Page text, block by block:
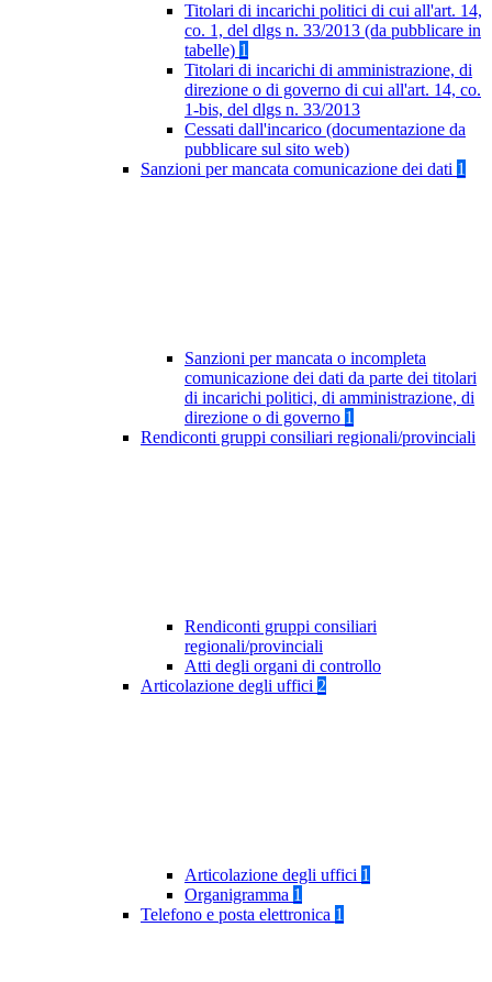
Titolari di incarichi politici di cui all'art. 14,
co. 1, del dlgs n. 33/2013 (da pubblicare in
tabelle) 1
Titolari di incarichi di amministrazione, di
direzione o di governo di cui all'art. 14, co.
1-bis, del dlgs n. 33/2013
Cessati dall'incarico (documentazione da
pubblicare sul sito web)
Sanzioni per mancata comunicazione dei dati 1
Sanzioni per mancata o incompleta
comunicazione dei dati da parte dei titolari
di incarichi politici, di amministrazione, di
direzione o di governo 1
Rendiconti gruppi consiliari regionali/provinciali
Rendiconti gruppi consiliari
regionali/provinciali
Atti degli organi di controllo
Articolazione degli uffici 2
Articolazione degli uffici 1
Organigramma 1
Telefono e posta elettronica 1